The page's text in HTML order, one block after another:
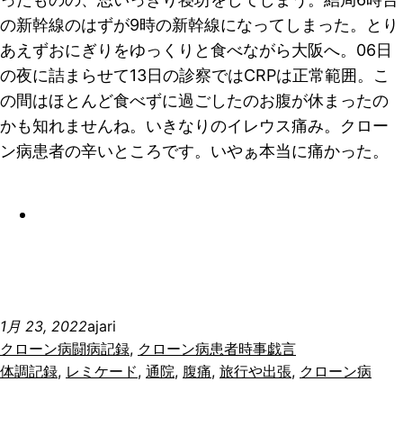
の新幹線のはずが9時の新幹線になってしまった。
とり
あえずおにぎりをゆっくりと食べながら大阪へ。06日
の夜に詰まらせて13日の診察ではCRPは正常範囲。こ
の間はほとんど食べずに過ごしたのお腹が休まったの
かも知れませんね。いきなりのイレウス痛み。クロー
ン病患者の辛いところです。いやぁ本当に痛かった。
1月 23, 2022ajari
クローン病闘病記録, クローン病患者時事戯言
体調記録, レミケード, 通院, 腹痛, 旅行や出張, クローン病